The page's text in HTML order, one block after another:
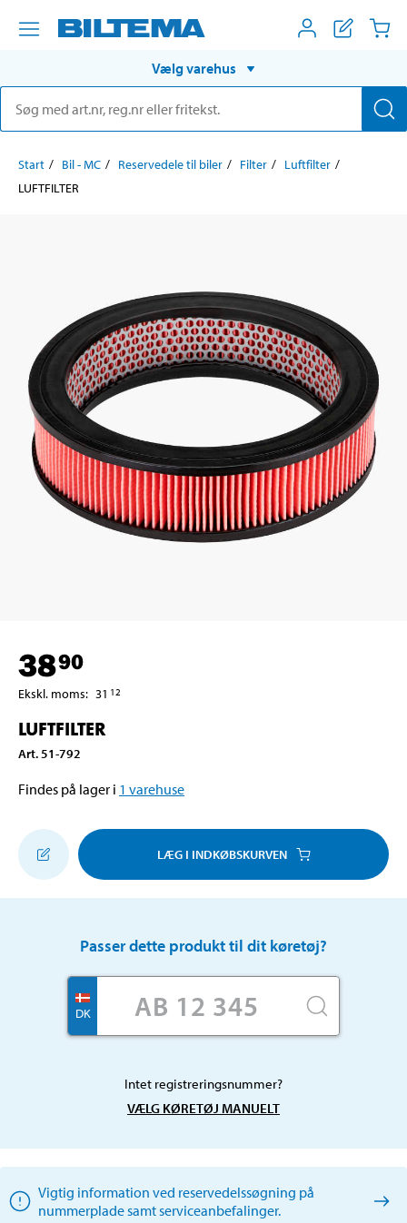
Vælg varehus
Start Bil - MC Reservedele til biler Filter
Luftfilter
LUFTFILTER
3890
Ekskl. moms: 31 12
LUFTFILTER
Art. 51-792
Findes på lager i 1 varehuse
LÆG I INDKØBSKURVEN
Passer dette produkt til dit køretøj?
DK
Intet registreringsnummer?
VÆLG KØRETØJ MANUELT
Vigtig information ved reservedelssøgning på
nummerplade samt serviceanbefalinger.